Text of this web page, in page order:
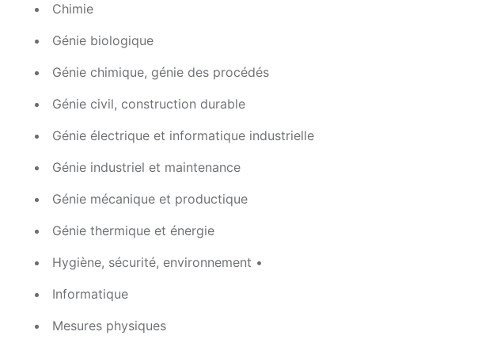
Chimie
Génie biologique
Génie chimique, génie des procédés
Génie civil, construction durable
Génie électrique et informatique industrielle
Génie industriel et maintenance
Génie mécanique et productique
Génie thermique et énergie
Hygiène, sécurité, environnement •
Informatique
Mesures physiques